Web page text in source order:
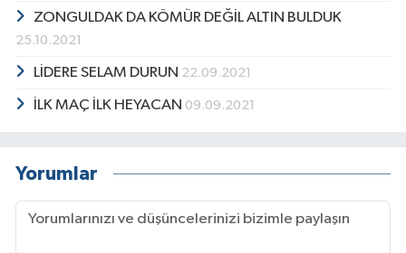
ZONGULDAK DA KÖMÜR DEĞİL ALTIN BULDUK
25.10.2021
LİDERE SELAM DURUN 22.09.2021
İLK MAÇ İLK HEYACAN 09.09.2021
Yorumlar